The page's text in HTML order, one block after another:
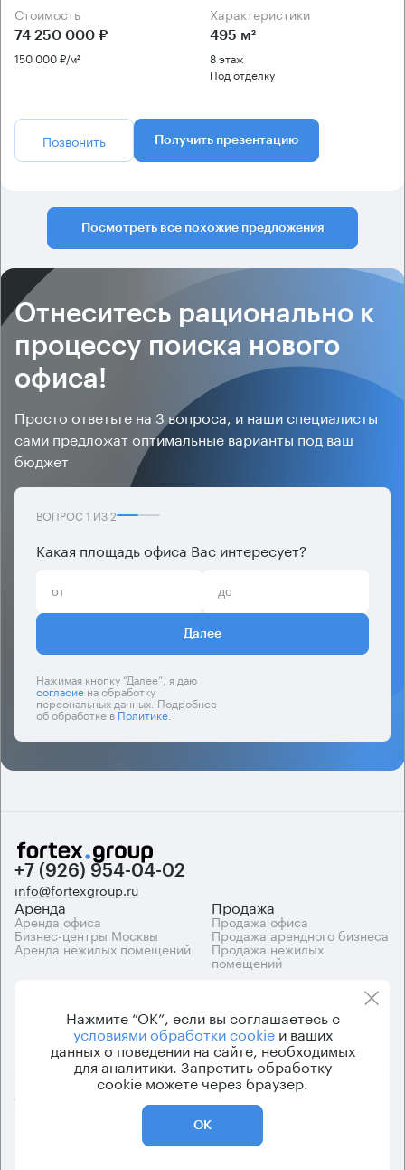
Стоимость
74 250 000 ₽
150 000 ₽/м²
Характеристики
495 м²
8 этаж
Под отделку
Позвонить Получить презентацию
Посмотреть все похожие предложения
Отнеситесь рационально к
процессу поиска нового
офиса!
Просто ответьте на 3 вопроса, и наши специалисты
сами предложат оптимальные варианты под ваш
бюджет
ВОПРОС 1 ИЗ2
Какая площадь офиса Вас интересует?
Далее
Нажимая кнопку “Далее”, я даю
согласиена обработку
персональных данных. Подробнее
об обработке вПолитике.
+7 (926) 954-04-02
info@fortexgroup.ru
Аренда
Аренда офиса
Бизнес-центры Москвы
Аренда нежилых помещений
Продажа
Продажа офиса
Продажа арендного бизнеса
Продажа нежилых
помещений
Каталог бизнес-центров О компании
Вакансии
Контакты
© 2026 Fortex.Group. ООО «АРЕНДА ОФИСА», ОГРН 1177746948686,
Политика конфиденциальности
Нажмите “ОК”, если вы соглашаетесь с
условиями обработки cookieи ваших
данных о поведении на сайте, необходимых
для аналитики. Запретить обработку
cookie можете через браузер.
ОК